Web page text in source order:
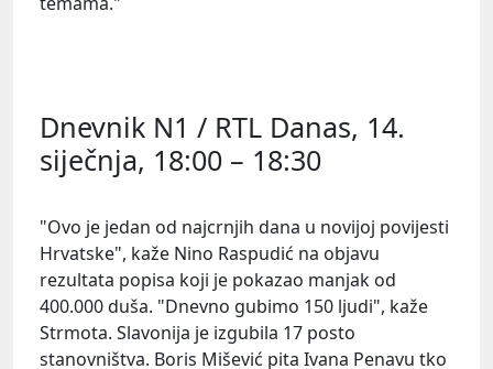
Dnevnik N1 / RTL Danas, 14.
siječnja, 18:00 – 18:30
"Ovo je jedan od najcrnjih dana u novijoj povijesti
Hrvatske", kaže Nino Raspudić na objavu
rezultata popisa koji je pokazao manjak od
400.000 duša. "Dnevno gubimo 150 ljudi", kaže
Strmota. Slavonija je izgubila 17 posto
stanovništva. Boris Mišević pita Ivana Penavu tko